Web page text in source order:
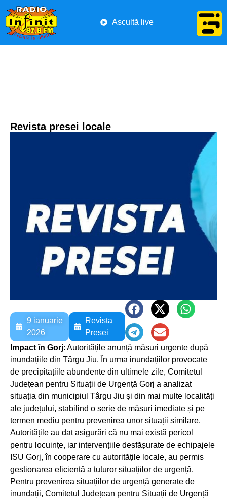
Ascultă live
Revista presei locale
9 ianuarie
2026
Revista
Presei
Impact în Gorj: Autoritățile anunță măsuri urgente după
inundațiile din Târgu Jiu. În urma inundațiilor provocate
de precipitațiile abundente din ultimele zile, Comitetul
Județean pentru Situații de Urgență Gorj a analizat
situația din municipiul Târgu Jiu și din mai multe localități
ale județului, stabilind o serie de măsuri imediate și pe
termen mediu pentru prevenirea unor situații similare.
Autoritățile au dat asigurări că nu mai există pericol
pentru locuințe, iar intervențiile desfășurate de echipajele
ISU Gorj, în cooperare cu autoritățile locale, au permis
gestionarea eficientă a tuturor situațiilor de urgență.
Pentru prevenirea situațiilor de urgență generate de
inundații, Comitetul Județean pentru Situații de Urgență